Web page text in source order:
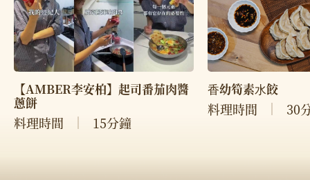
【AMBER李安柏】起司番茄肉醬
蔥餅
料理時間 15分鐘
⾹幼筍素⽔餃
料理時間 30